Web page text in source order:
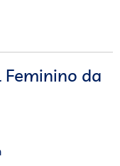
Feminino da